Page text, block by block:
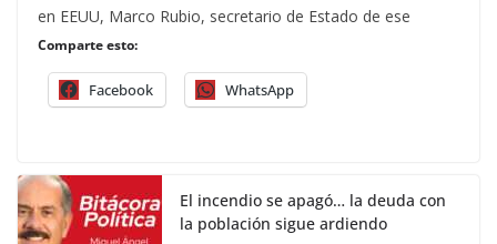
en EEUU, Marco Rubio, secretario de Estado de ese
Comparte esto:
Facebook WhatsApp
El incendio se apagó… la deuda con
la población sigue ardiendo